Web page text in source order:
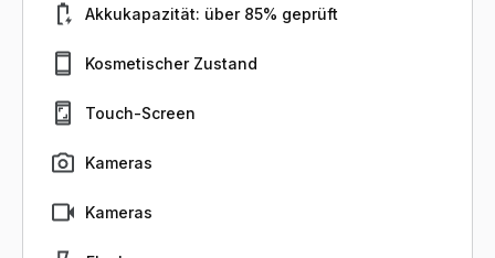
Akkukapazität: über 85% geprüft
Kosmetischer Zustand
Touch-Screen
Kameras
Kameras